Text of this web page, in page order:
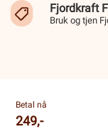
Fjordkraft
Bruk og tjen
Betal nå
249,-